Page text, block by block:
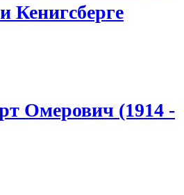
Кенигсберге
Омерович (1914 -